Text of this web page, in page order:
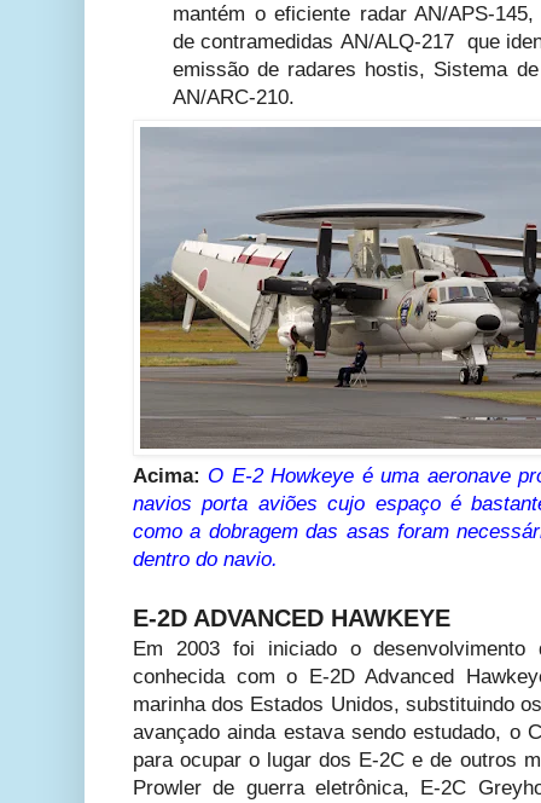
mantém o eficiente radar AN/APS-
de contramedidas AN/ALQ-217 que
emissão de radares hostis, Sistema
AN/ARC-210.
Acima: O E-2 Howkeye é uma aeronave
navios porta aviões cujo espaço é
como a dobragem das asas foram
dentro do navio.
E-2D ADVANCED HAWKEYE
Em 2003 foi iniciado o
conhecida com o E-2D Advanced
marinha dos Estados Unidos, substituindo
avançado ainda estava sendo estudado, o
para ocupar o lugar dos E-2C e de outros
Prowler de guerra eletrônica, E-2C